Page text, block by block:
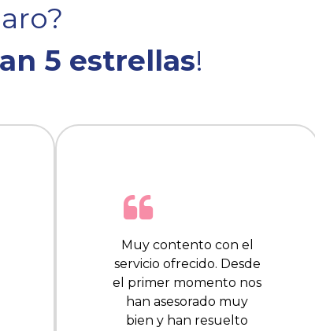
5 estrellas!
Muy contento con el
servicio ofrecido. Desde
el primer momento nos
han asesorado muy
bien y han resuelto